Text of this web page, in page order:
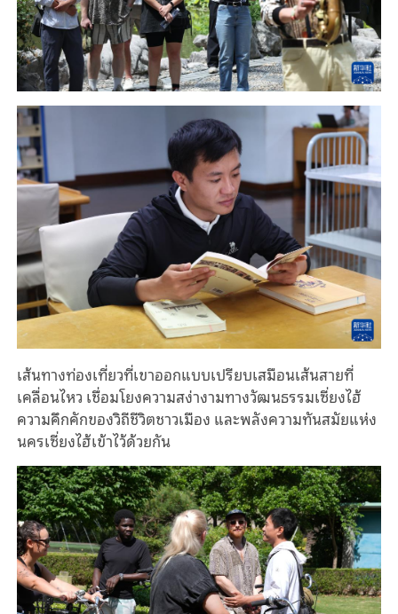
เส้นทางท่องเที่ยวที่เขาออกแบบเปรียบเสมือนเส้นสายที่
เคลื่อนไหว เชื่อมโยงความสง่างามทางวัฒนธรรมเซี่ยงไฮ้
ความคึกคักของวิถีชีวิตชาวเมือง และพลังความทันสมัยแห่ง
นครเซี่ยงไฮ้เข้าไว้ด้วยกัน